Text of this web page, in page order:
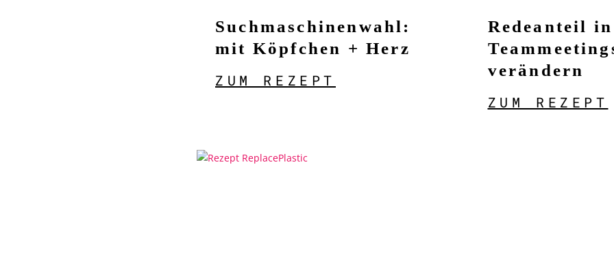
Suchmaschinenwahl:
mit Köpfchen + Herz
ZUM REZEPT
Redeanteil in
verändern
ZUM REZEPT